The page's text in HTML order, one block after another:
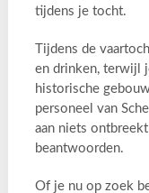
tijdens je tocht.
Tijdens de
en drinken, terwijl
historische
personeel van
aan niets
beantwoorden.
Of je nu op zoek